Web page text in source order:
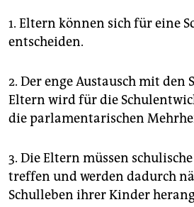
1. Eltern können sich für eine
entscheiden.
2. Der enge Austausch mit den
Eltern wird für die
die parlamentarischen
3. Die Eltern müssen
treffen und werden dadurch
Schulleben ihrer Kinder